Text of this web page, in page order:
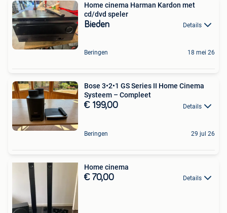
Home cinema Harman Kardon met
cd/dvd speler
Bieden Details
Beringen 18 mei 26
Bose 3•2•1 GS Series II Home Cinema
Systeem – Compleet
€ 199,00 Details
Beringen 29 jul 26
Home cinema
€ 70,00 Details